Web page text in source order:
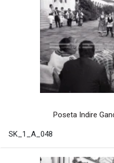
Poseta Indire
SK_1_A_048